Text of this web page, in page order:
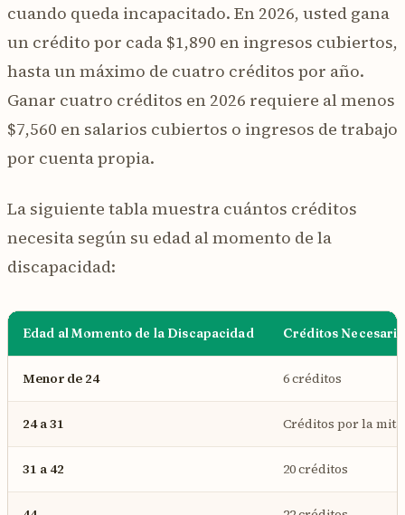
cuando queda incapacitado. En 2026, usted gana
un crédito por cada $1,890 en ingresos cubiertos,
hasta un máximo de cuatro créditos por año.
Ganar cuatro créditos en 2026 requiere al menos
$7,560 en salarios cubiertos o ingresos de trabajo
por cuenta propia.
La siguiente tabla muestra cuántos créditos
necesita según su edad al momento de la
discapacidad:
Edad al Momento de la Discapacidad Créditos
Menor de 24 6 créditos
24 a 31 Créditos por la
31 a 42 20 créditos